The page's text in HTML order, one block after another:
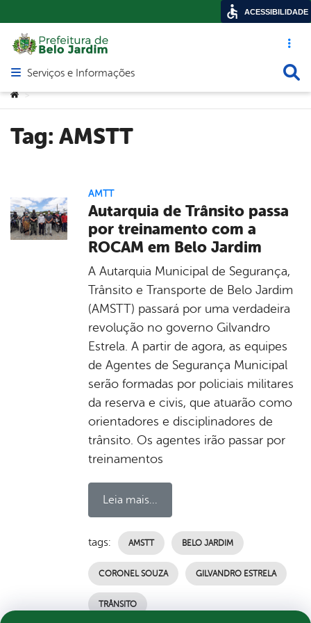
Acesso
Abrir menu principal de navegação
Serviços e Informações
Você está aqui:
>
Tag: AMSTT
AMTT
Autarquia de Trânsito passa
por treinamento com a
ROCAM em Belo Jardim
A Autarquia Municipal de Segurança,
Trânsito e Transporte de Belo Jardim
(AMSTT) passará por uma verdadeira
revolução no governo Gilvandro
Estrela. A partir de agora, as equipes
de Agentes de Segurança Municipal
serão formadas por policiais militares
da reserva e civis, que atuarão como
orientadores e disciplinadores de
trânsito. Os agentes irão passar por
treinamentos
Leia mais...
tags: AMSTT BELO JARDIM
CORONEL SOUZA GILVANDRO ESTRELA
TRÂNSITO
ACESSIBILIDADE